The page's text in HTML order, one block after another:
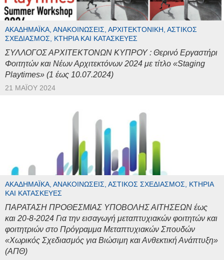
ΑΚΑΔΗΜΑΪΚΆ, ΑΝΑΚΟΙΝΏΣΕΙΣ, ΑΡΧΙΤΕΚΤΟΝΙΚΉ, ΑΣΤΙΚΌΣ
ΣΧΕΔΙΑΣΜΌΣ, ΚΤΉΡΙΑ ΚΑΙ ΚΑΤΑΣΚΕΥΈΣ
ΣΥΛΛΟΓΟΣ ΑΡΧΙΤΕΚΤΟΝΩΝ ΚΥΠΡΟΥ : Θερινό Εργαστήρι
Φοιτητών και Νέων Αρχιτεκτόνων 2024 με τίτλο «Staging
Playtimes» (1 έως 10.07.2024)
21 ΜΑΪ́ΟΥ 2024
ΑΚΑΔΗΜΑΪΚΆ, ΑΝΑΚΟΙΝΏΣΕΙΣ, ΑΣΤΙΚΌΣ ΣΧΕΔΙΑΣΜΌΣ, ΚΤΉΡΙΑ
ΚΑΙ ΚΑΤΑΣΚΕΥΈΣ
ΠΑΡΑΤΑΣΗ ΠΡΟΘΕΣΜΙΑΣ ΥΠΟΒΟΛΗΣ ΑΙΤΗΣΕΩΝ έως
και 20-8-2024 Για την εισαγωγή μεταπτυχιακών φοιτητών και
φοιτητριών στο Πρόγραμμα Μεταπτυχιακών Σπουδών
«Χωρικός Σχεδιασμός για Βιώσιμη και Ανθεκτική Ανάπτυξη»
(ΑΠΘ)